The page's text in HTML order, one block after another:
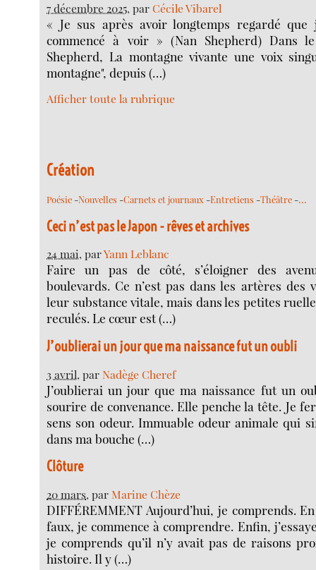
7 décembre 2025, parCécile Vibarel
« Je sus après avoir longtemps regardé que
commencé à voir » (Nan Shepherd) Dans
Shepherd, La montagne vivante une voix
montagne", depuis (…)
Afficher toute la rubrique
Création
Poésie -Nouvelles -Carnets et journaux -Entretiens -Théâtre -…
Ceci n’est pas le Japon - rêves et archives
24 mai, parYann Leblanc
Faire un pas de côté, s’éloigner des
boulevards. Ce n’est pas dans les artères des
leur substance vitale, mais dans les petites
reculés. Le cœur est (…)
J’oublierai un jour que ma naissance fut un oubli
3 avril, parNadège Cheref
J’oublierai un jour que ma naissance fut un
sourire de convenance. Elle penche la tête. Je
sens son odeur. Immuable odeur animale qui
dans ma bouche (…)
Clôture
20 mars, parMarine Chèze
DIFFÉREMMENT Aujourd’hui, je comprends.
faux, je commence à comprendre. Enfin,
je comprends qu’il n’y avait pas de raisons
histoire. Il y (…)